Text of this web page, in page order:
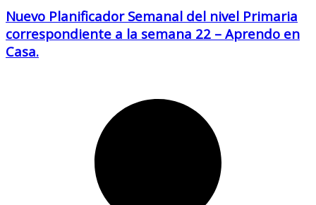
Nuevo Planificador Semanal del nivel Primaria
correspondiente a la semana 22 – Aprendo en
Casa.